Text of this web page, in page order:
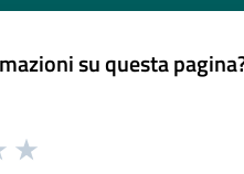
su questa